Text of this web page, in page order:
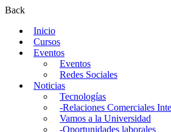
Back
Inicio
Cursos
Eventos
Eventos
Redes Sociales
Noticias
Tecnologías
-Relaciones Comerciales
Vamos a la Universidad
-Oportunidades laborales